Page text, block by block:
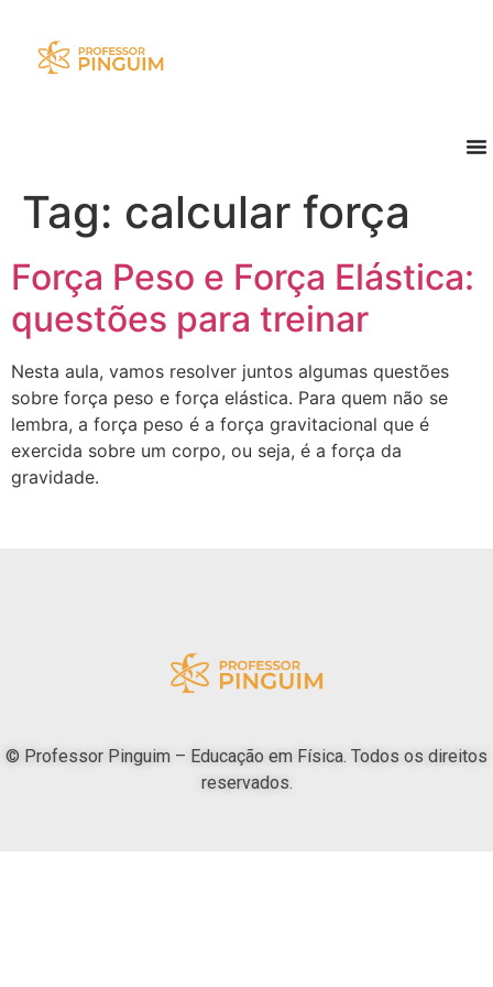
Tag: calcular força
Força Peso e Força Elástica:
questões para treinar
Nesta aula, vamos resolver juntos algumas questões
sobre força peso e força elástica. Para quem não se
lembra, a força peso é a força gravitacional que é
exercida sobre um corpo, ou seja, é a força da
gravidade.
© Professor Pinguim – Educação em Física. Todos os direitos
reservados.